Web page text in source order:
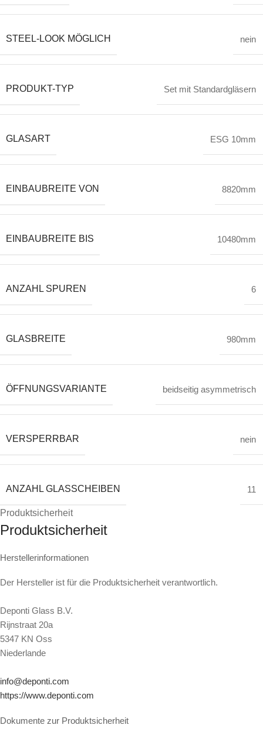
STEEL-LOOK MÖGLICH nein
PRODUKT-TYP Set mit Standardgläsern
GLASART ESG 10mm
EINBAUBREITE VON 8820mm
EINBAUBREITE BIS 10480mm
ANZAHL SPUREN 6
GLASBREITE 980mm
ÖFFNUNGSVARIANTE beidseitig asymmetrisch
VERSPERRBAR nein
ANZAHL GLASSCHEIBEN 11
Produktsicherheit
Produktsicherheit
Herstellerinformationen
Der Hersteller ist für die Produktsicherheit verantwortlich.
Deponti Glass B.V.
Rijnstraat 20a
5347 KN Oss
Niederlande
info@deponti.com
https://www.deponti.com
Dokumente zur Produktsicherheit